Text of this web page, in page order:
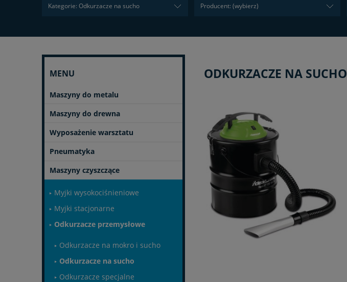
Kategorie: Odkurzacze na sucho Producent: (wybierz)
MENU
Maszyny do metalu
Maszyny do drewna
Wyposażenie warsztatu
Pneumatyka
Maszyny czyszczące
Myjki wysokociśnieniowe
Myjki stacjonarne
Odkurzacze przemysłowe
Odkurzacze na mokro i sucho
Odkurzacze na sucho
Odkurzacze specjalne
ODKURZACZE NA SUCHO